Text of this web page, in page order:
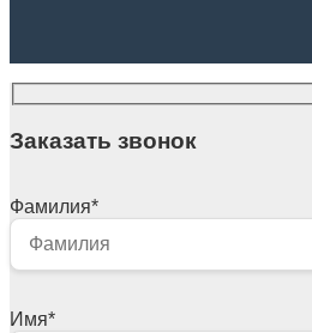
Заказать звонок
Фамилия*
Имя*